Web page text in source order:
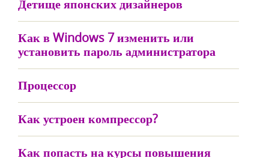
Детище японских дизайнеров
Как в Windows 7 изменить или
установить пароль администратора
Процессор
Как устроен компрессор?
Как попасть на курсы повышения